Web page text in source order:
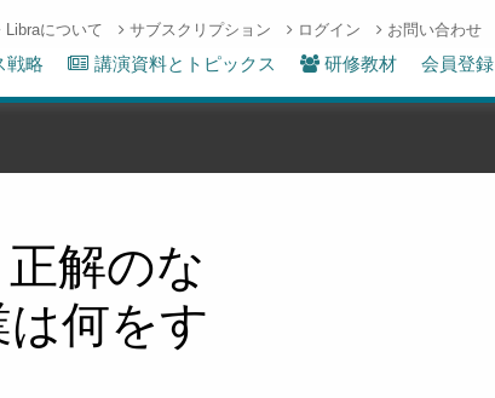
Libraについて サブスクリプション ログイン お問い合わせ
戦略 講演資料とトピックス 研修教材 会員登録
正解のな
何をす